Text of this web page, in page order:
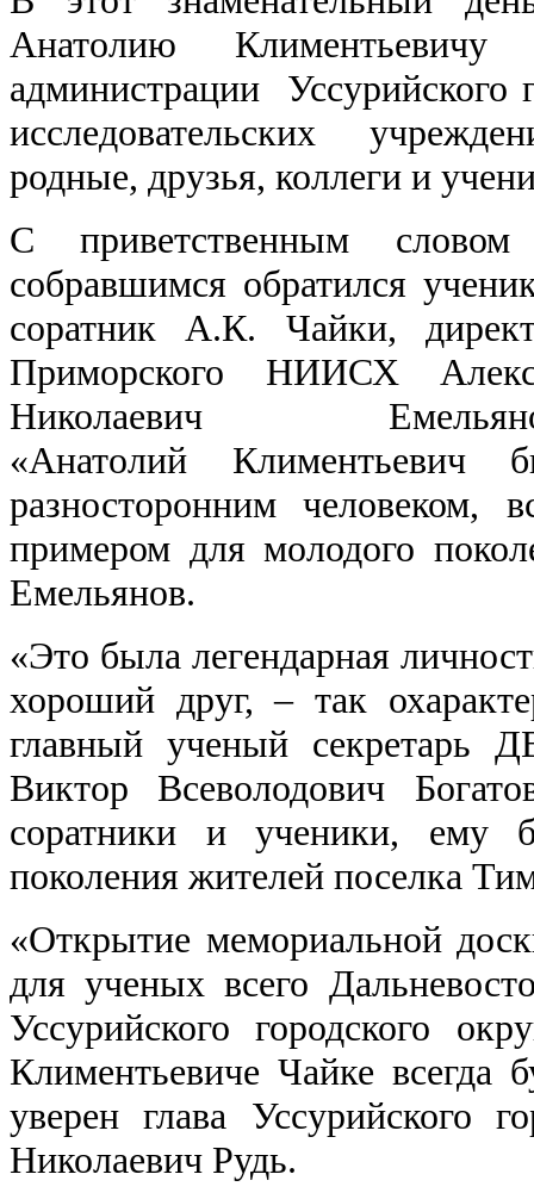
Анатолию Климентьевичу
администрации Уссурийского
исследовательских
родные, друзья, коллеги и
С приветственным
собравшимся обратился
соратник А.К. Чайки,
Приморского НИИСХ
Николаевич
«Анатолий Климентьевич
разносторонним человеком,
примером для молодого
Емельянов.
«Это была легендарная
хороший друг, – так
главный ученый секретарь
Виктор Всеволодович
соратники и ученики, ему
поколения жителей поселка
«Открытие мемориальной
для ученых всего
Уссурийского городского
Климентьевиче Чайке всегда
уверен глава Уссурийского
Николаевич Рудь.